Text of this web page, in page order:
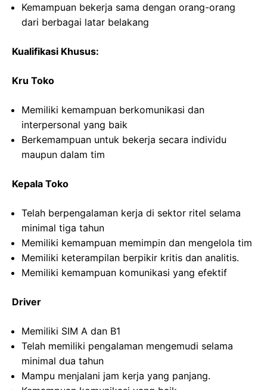
Kemampuan bekerja sama dengan orang-orang
dari berbagai latar belakang
Kualifikasi Khusus:
Kru Toko
Memiliki kemampuan berkomunikasi dan
interpersonal yang baik
Berkemampuan untuk bekerja secara individu
maupun dalam tim
Kepala Toko
Telah berpengalaman kerja di sektor ritel selama
minimal tiga tahun
Memiliki kemampuan memimpin dan mengelola tim
Memiliki keterampilan berpikir kritis dan analitis.
Memiliki kemampuan komunikasi yang efektif
Driver
Memiliki SIM A dan B1
Telah memiliki pengalaman mengemudi selama
minimal dua tahun
Mampu menjalani jam kerja yang panjang.